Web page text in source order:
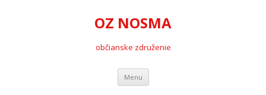
OZ NOSMA
občianske združenie
Menu Preskočiť
obsah